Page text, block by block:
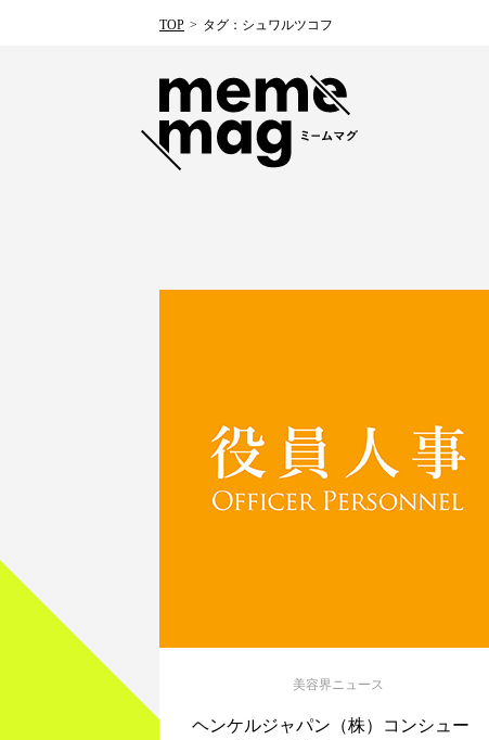
TOP タグ：シュワルツコフ
美容界ニュース
ヘンケルジャパン（株）コンシュー